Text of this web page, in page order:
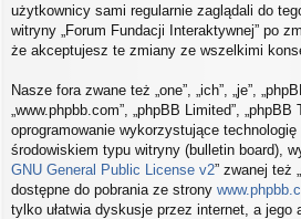
użytkownicy sami regularnie zaglądali do
witryny „Forum Fundacji Interaktywnej” po
że akceptujesz te zmiany ze wszelkimi
Nasze fora zwane też „one”, „ich”, „je”,
„www.phpbb.com”, „phpBB Limited”,
oprogramowanie wykorzystujące
środowiskiem typu witryny (bulletin board),
GNU General Public License v2” zwanej też
dostępne do pobrania ze strony
tylko ułatwia dyskusje przez internet, a jego